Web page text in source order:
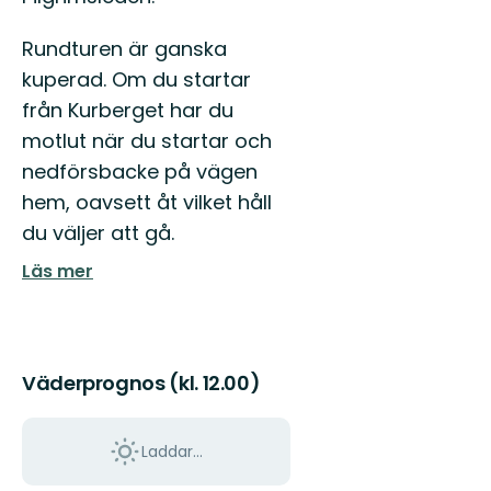
Rundturen är ganska
kuperad. Om du startar
från Kurberget har du
motlut när du startar och
nedförsbacke på vägen
hem, oavsett åt vilket håll
du väljer att gå.
Läs mer
Väderprognos (kl. 12.00)
Laddar...